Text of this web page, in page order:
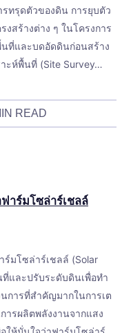
ทรุดตัวของดิน การยุบตัว
สร้างต่าง ๆ ในโครงการ
ที่และบดอัดดินก่อนสร้าง
ะห์พื้นที่ (Site Survey…
READ
าร์มโซล่าร์เชลล์
มโซล่าร์เชลล์ (Solar
ที่และปรับระดับดินเพื่อทำ
การที่สำคัญมากในการเต
ารผลิตพลังงานจากแสง